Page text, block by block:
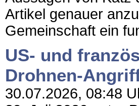
Artikel genauer
Gemeinschaft ein
US- und
Drohnen-
30.07.2026, 08:48